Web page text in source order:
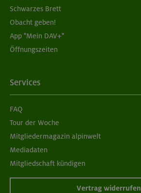
Schwarzes Brett
Obacht geben!
App "Mein DAV+"
Öffnungszeiten
Services
FAQ
Tour der Woche
Mitgliedermagazin alpinwelt
Mediadaten
Mitgliedschaft kündigen
Vertrag widerrufen